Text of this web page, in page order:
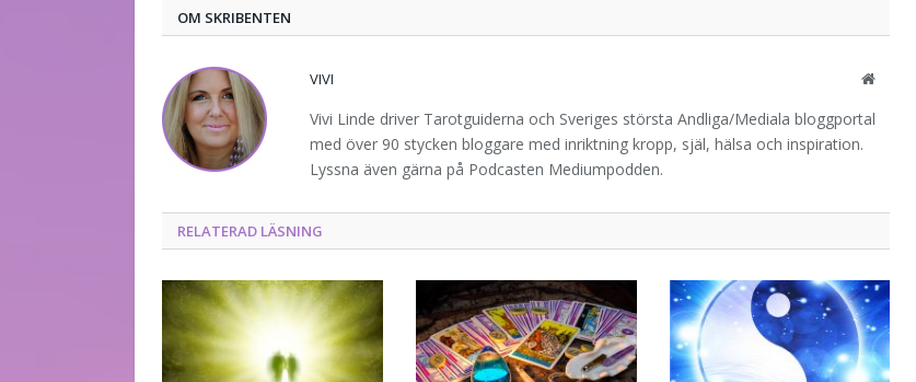
OM SKRIBENTEN
VIVI Website
Vivi Linde driver Tarotguiderna och Sveriges största Andliga/Mediala bloggportal
med över 90 stycken bloggare med inriktning kropp, själ, hälsa och inspiration.
Lyssna även gärna på Podcasten Mediumpodden.
RELATERAD LÄSNING